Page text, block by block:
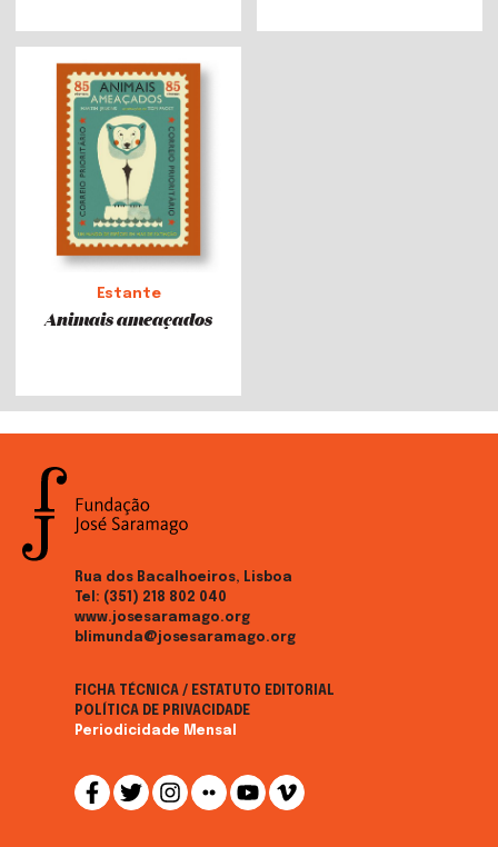
Estante
Animais ameaçados
Rua dos Bacalhoeiros, Lisboa
Tel: (351) 218 802 040
www.josesaramago.org
blimunda@josesaramago.org
FICHA TÉCNICA / ESTATUTO EDITORIAL
POLÍTICA DE PRIVACIDADE
Periodicidade Mensal